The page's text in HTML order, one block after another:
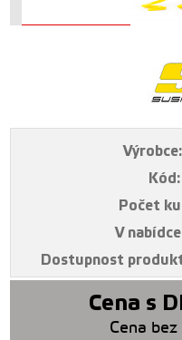
Výrobce:
Kód:
Počet
V
Dostupnost
Cena s
Cena